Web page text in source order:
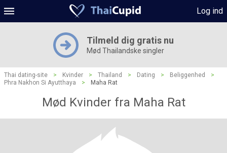
Log ind
Tilmeld dig gratis nu
Mød Thailandske singler
Thai dating-site > Kvinder > Thailand > Dating > Beliggenhed
>
Phra Nakhon Si Ayutthaya
> Maha Rat
Mød Kvinder fra Maha Rat